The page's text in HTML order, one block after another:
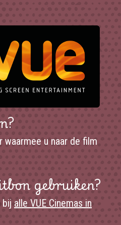
u naar de film
gebruiken?
alle VUE Cinemas in